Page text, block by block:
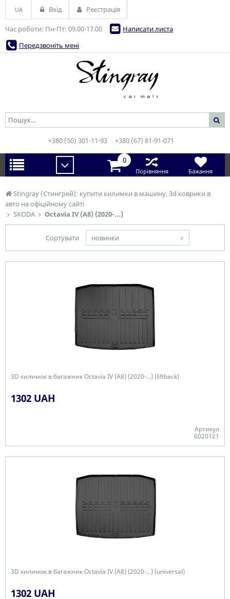
Stingray (Стингрей): купити килимки в машину, 3d коврики в
авто на офіційному сайті
SKODA
Octavia IV (A8) (2020-...)
Сортувати новинки
3D килимок в багажник Octavia IV (A8) (2020-...) (liftback)
1302 UAH
Артикул
6020121
3D килимок в багажник Octavia IV (A8) (2020-...) (universal)
1302 UAH
Час роботи: Пн-Пт: 09.00-17.00
Написати листа
Передзвоніть мені
UA Вхід Реєстрація
+380 (50) 301-11-93 +380 (67) 81-91-071
0
Порівняння Бажання